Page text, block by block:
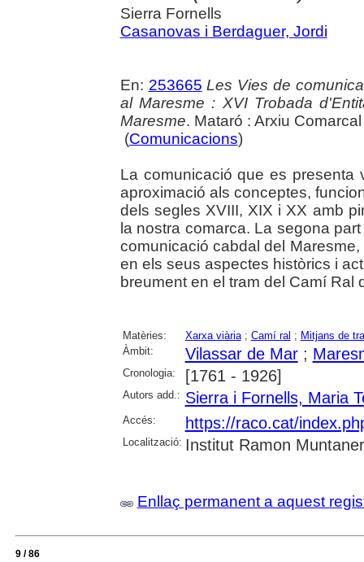
Sierra Fornells
Casanovas i Berdaguer, Jordi
En: 253665 Les Vies de
al Maresme : XVI Trobada
Maresme. Mataró : Arxiu
(Comunicacions)
La comunicació que es presenta
aproximació als conceptes,
dels segles XVIII, XIX i XX amb
la nostra comarca. La segona
comunicació cabdal del
en els seus aspectes històrics i
breument en el tram del Camí Ral
Matèries: Xarxa viària; Camí ral ; Mitjans de
Àmbit:
Vilassar de Mar;
Cronologia: [1761 - 1926]
Autors add.: Sierra i Fornells, Maria
Accés: https://raco.cat/
Localització: Institut Ramon
Enllaç permanent a aquest
9 / 86